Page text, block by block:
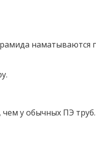
у обычных ПЭ труб.